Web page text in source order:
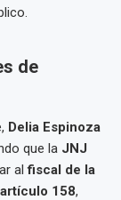
de
Delia Espinoza
que la JNJ
alfiscal de la
artículo 158,